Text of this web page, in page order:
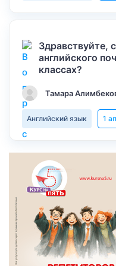
Здравствуйте,
английского
классах?
Тамара
Английский язык 1